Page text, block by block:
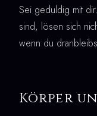
Sei geduldig mit
sind, lösen sich
wenn du
Körper